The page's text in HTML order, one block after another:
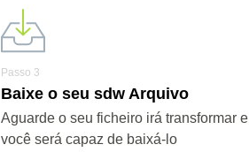
Passo 3
Baixe o seu sdw Arquivo
Aguarde o seu ficheiro irá transformar e
você será capaz de baixá-lo